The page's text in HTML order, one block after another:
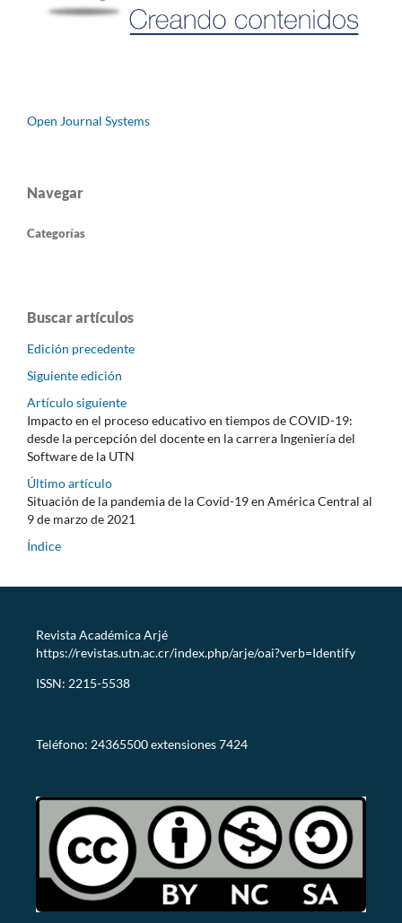
Open Journal Systems
Navegar
Categorías
Buscar artículos
Edición precedente
Siguiente edición
Artículo siguiente
Impacto en el proceso educativo en tiempos de COVID-19:
desde la percepción del docente en la carrera Ingeniería del
Software de la UTN
Último artículo
Situación de la pandemia de la Covid-19 en América Central al
9 de marzo de 2021
Índice
Revista Académica Arjé
https://revistas.utn.ac.cr/index.php/arje/oai?verb=Identify
ISSN: 2215-5538
Teléfono: 24365500 extensiones 7424